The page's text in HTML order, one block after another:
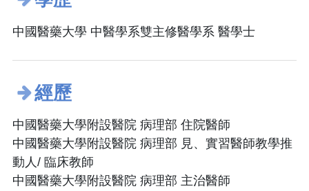
中國醫藥大學 中醫學系雙主修醫學系 醫學士
經歷
中國醫藥大學附設醫院 病理部 住院醫師
中國醫藥大學附設醫院 病理部 見、實習醫師教學推
動人/ 臨床教師
中國醫藥大學附設醫院 病理部 主治醫師